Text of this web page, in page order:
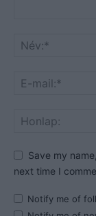
Save my
next time I
Notify me of